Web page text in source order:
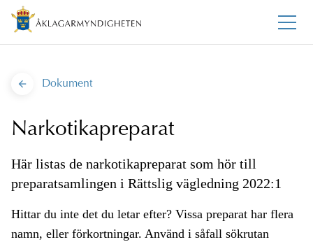
Dokument
Narkotikapreparat
Här listas de narkotikapreparat som hör till
preparatsamlingen i Rättslig vägledning 2022:1
Hittar du inte det du letar efter? Vissa preparat har flera
namn, eller förkortningar. Använd i såfall sökrutan